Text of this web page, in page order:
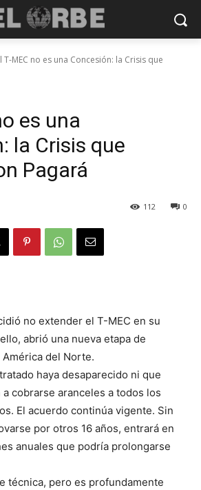
T-MEC no es una Concesión: la Crisis que
es una
la Crisis que
Pagará
0
112
no extender el T-MEC en su
abrió una nueva etapa de
del Norte.
haya desaparecido ni que
cobrarse aranceles a todos los
El acuerdo continúa vigente. Sin
por otros 16 años, entrará en
anuales que podría prolongarse
técnica, pero es profundamente